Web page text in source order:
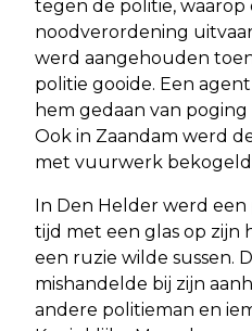
tegen de politie,
noodverordening
werd aangehouden
politie gooide. Een
hem gedaan van
Ook in Zaandam werd
met vuurwerk
In Den Helder werd een
tijd met een glas op zijn
een ruzie wilde sussen.
mishandelde bij zijn
andere politieman en